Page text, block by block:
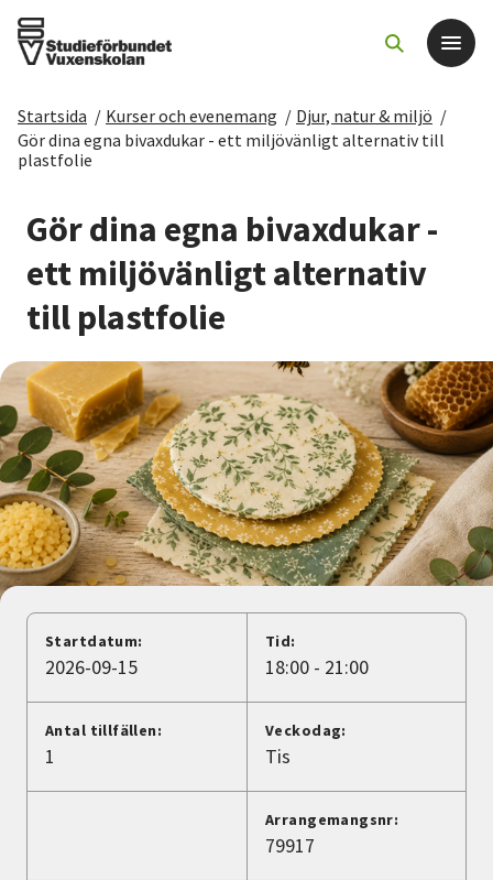
Det här gör vi
Sök kurser och evenemang
Om SV
Starta studiecirkel
Cirkelledare
Nyheter
Avdelningar
Lyssna
Startsida / Kurser och evenemang / Djur, natur & miljö /
Gör dina egna bivaxdukar - ett miljövänligt alternativ till
plastfolie
Gör dina egna bivaxdukar -
ett miljövänligt alternativ
till plastfolie
Startdatum:
2026-09-15
Tid:
18:00 - 21:00
Antal tillfällen:
1
Veckodag:
Tis
Arrangemangsnr:
79917